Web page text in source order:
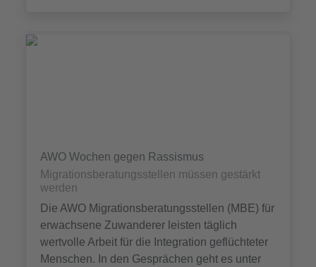
AWO Wochen gegen Rassismus
Migrationsberatungsstellen müssen gestärkt
werden
Die AWO Migrationsberatungsstellen (MBE) für
erwachsene Zuwanderer leisten täglich
wertvolle Arbeit für die Integration geflüchteter
Menschen. In den Gesprächen geht es unter